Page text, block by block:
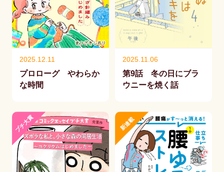
2025.12.11
プロローグ やわらか
な時間
2025.11.06
第9話 冬の日にブラ
ウニーを焼く話
プチ大賞 新連載